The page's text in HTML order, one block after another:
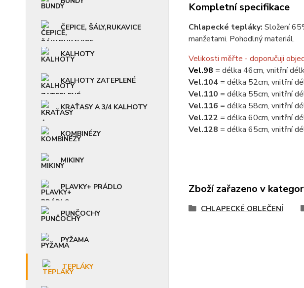
ČEPICE, ŠÁLY,RUKAVICE
KALHOTY
KALHOTY ZATEPLENÉ
KRAŤASY A 3/4 KALHOTY
KOMBINÉZY
MIKINY
PLAVKY+ PRÁDLO
PUNČOCHY
PYŽAMA
TEPLÁKY
Kompletní specifikace
Chlapecké tepláky: Složení
manžetami. Pohodlný materiál.
Velikosti měřte - doporučuji
Vel.98 = délka 46cm, vnitřní
Vel.104= délka 52cm, vnitřní
Vel.110 = délka 55cm, vnitřní
Vel.116 = délka 58cm, vnitřní
Vel.122 = délka 60cm, vnitřní
Vel.128 = délka 65cm, vnitřní
Zboží zařazeno v
CHLAPECKÉ OBLEČENÍ